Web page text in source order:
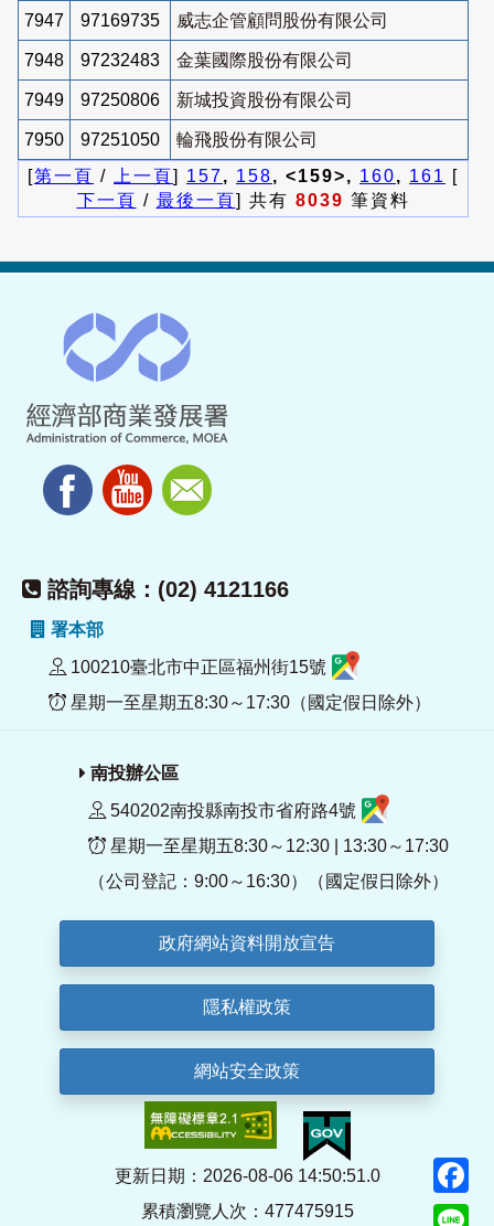
7947 97169735 威志企管顧問股份有限公司
7948 97232483 金葉國際股份有限公司
7949 97250806 新城投資股份有限公司
7950 97251050
輪飛股份有限公司
[第一頁 / 上一頁] 157, 158, <159>, 160, 161
[
下一頁 / 最後一頁] 共有 8039 筆資料
諮詢專線：(02) 4121166
署本部
100210臺北市中正區福州街15號
星期一至星期五8:30～17:30（國定假日除外）
南投辦公區
540202南投縣南投市省府路4號
星期一至星期五8:30～12:30 | 13:30～17:30
（公司登記：9:00～16:30）（國定假日除外）
政府網站資料開放宣告
隱私權政策
網站安全政策
更新日期：2026-08-06 14:50:51.0
累積瀏覽人次：477475915